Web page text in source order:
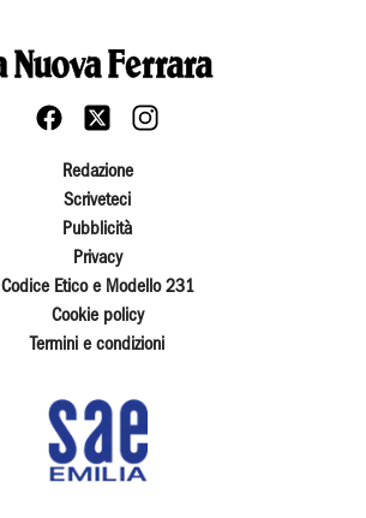
Redazione
Scriveteci
Pubblicità
Privacy
Codice Etico e Modello 231
Cookie policy
Termini e condizioni